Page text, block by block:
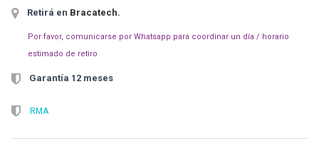
Retirá en Bracatech.
Por favor, comunicarse por Whatsapp para coordinar un día / horario
estimado de retiro
Garantía 12 meses
RMA